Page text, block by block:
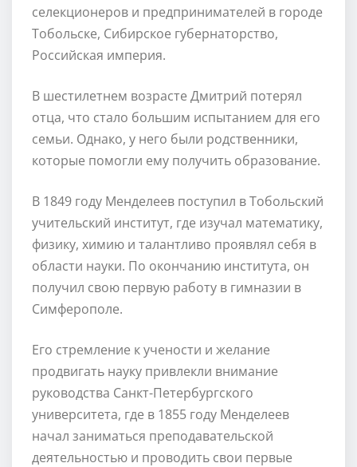
селекционеров и предпринимателей в городе
Тобольске, Сибирское губернаторство,
Российская империя.
В шестилетнем возрасте Дмитрий потерял
отца, что стало большим испытанием для его
семьи. Однако, у него были родственники,
которые помогли ему получить образование.
В 1849 году Менделеев поступил в Тобольский
учительский институт, где изучал математику,
физику, химию и талантливо проявлял себя в
области науки. По окончанию института, он
получил свою первую работу в гимназии в
Симферополе.
Его стремление к учености и желание
продвигать науку привлекли внимание
руководства Санкт-Петербургского
университета, где в 1855 году Менделеев
начал заниматься преподавательской
деятельностью и проводить свои первые